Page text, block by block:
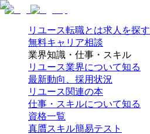
リユース転職とは求人を探す
無料キャリア相談
業界知識・仕事・スキル
リユース業界について知る
最新動向、採用状況
リユース関連の本
仕事・スキルについて知る
資格一覧
真贋スキル簡易テスト